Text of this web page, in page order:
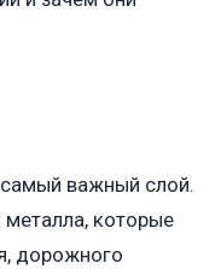
важный слой.
металла, которые
дорожного